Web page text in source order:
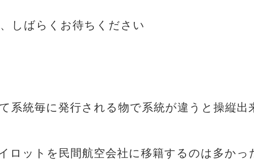
しばらくお待ちください
系統毎に発行される物で系統が違うと操縦出
ロットを民間航空会社に移籍するのは多かっ